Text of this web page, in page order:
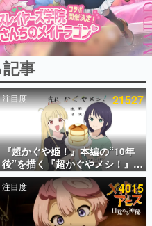
ページビュー数万以上！ などな
た、電ファミ渾身の“殿堂入り”記
の方々に製作時のエピソードをお
（ゲーム）とは何か？を探ってい
ない。『赫本』は、〈試験問題〉
説集です。
事
注目度 21527
『超かぐや姫！』本編の“10年
後”を描く『超かぐやメシ！』
Web連載決定。新たなWebマン
ガレーベル「ビビビコミック」
にて特別話が掲載スタート、あ
のお話には…まだ続きがある！
注目度 4015